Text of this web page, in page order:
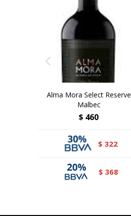
Alma Mora Select Reserve
Malbec
$ 460
$ 322
$ 368